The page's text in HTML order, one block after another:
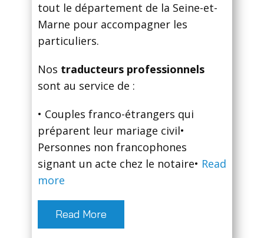
tout le département de la Seine-et-
Marne pour accompagner les
particuliers.
Nos traducteurs professionnels
sont au service de :
• Сouples franco-étrangers qui
préparent leur mariage civil•
Personnes non francophones
signant un acte chez le notaire• Read
more
Read More